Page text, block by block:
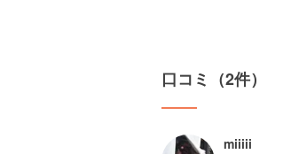
口コミ（2件）
miiiii